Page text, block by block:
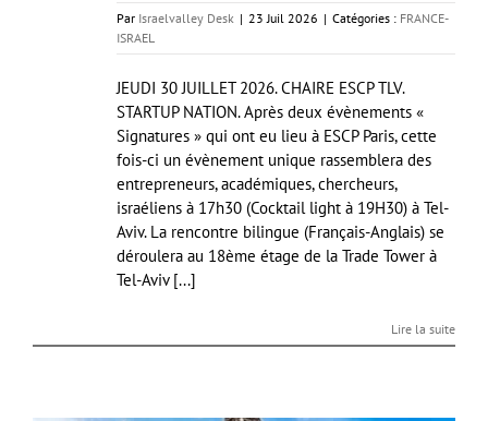
Par Israelvalley Desk | 23 Juil 2026 | Catégories : FRANCE-
ISRAEL
JEUDI 30 JUILLET 2026. CHAIRE ESCP TLV.
STARTUP NATION. Après deux évènements «
Signatures » qui ont eu lieu à ESCP Paris, cette
fois-ci un évènement unique rassemblera des
entrepreneurs, académiques, chercheurs,
israéliens à 17h30 (Cocktail light à 19H30) à Tel-
Aviv. La rencontre bilingue (Français-Anglais) se
déroulera au 18ème étage de la Trade Tower à
Tel-Aviv [...]
Lire la suite